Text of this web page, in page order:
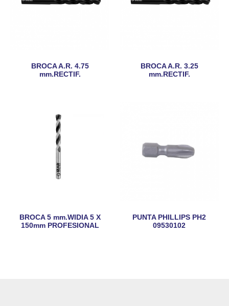
BROCA A.R. 4.75
mm.RECTIF.
BROCA A.R. 3.25
mm.RECTIF.
BROCA 5 mm.WIDIA 5 X
150mm PROFESIONAL
PUNTA PHILLIPS PH2
09530102